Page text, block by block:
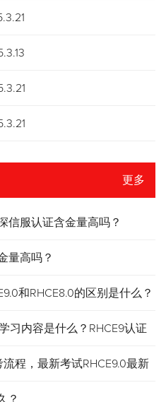
更多
信服认证含金量高吗？
量高吗？
和RHCE8.0的区别是什么？
习内容是什么？RHCE9认证
程，最新考试RHCE9.0最新
？